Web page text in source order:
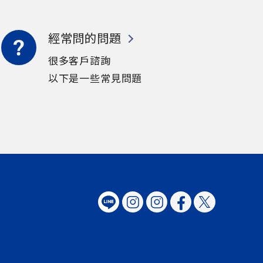
經常問的問題
很多客戶諮詢
以下是一些常見問題